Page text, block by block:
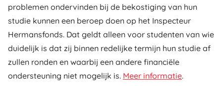
problemen ondervinden bij de bekostiging van hun
studie kunnen een beroep doen op het Inspecteur
Hermansfonds. Dat geldt alleen voor studenten van wie
duidelijk is dat zij binnen redelijke termijn hun studie af
zullen ronden en waarbij een andere financiële
ondersteuning niet mogelijk is. Meer informatie.